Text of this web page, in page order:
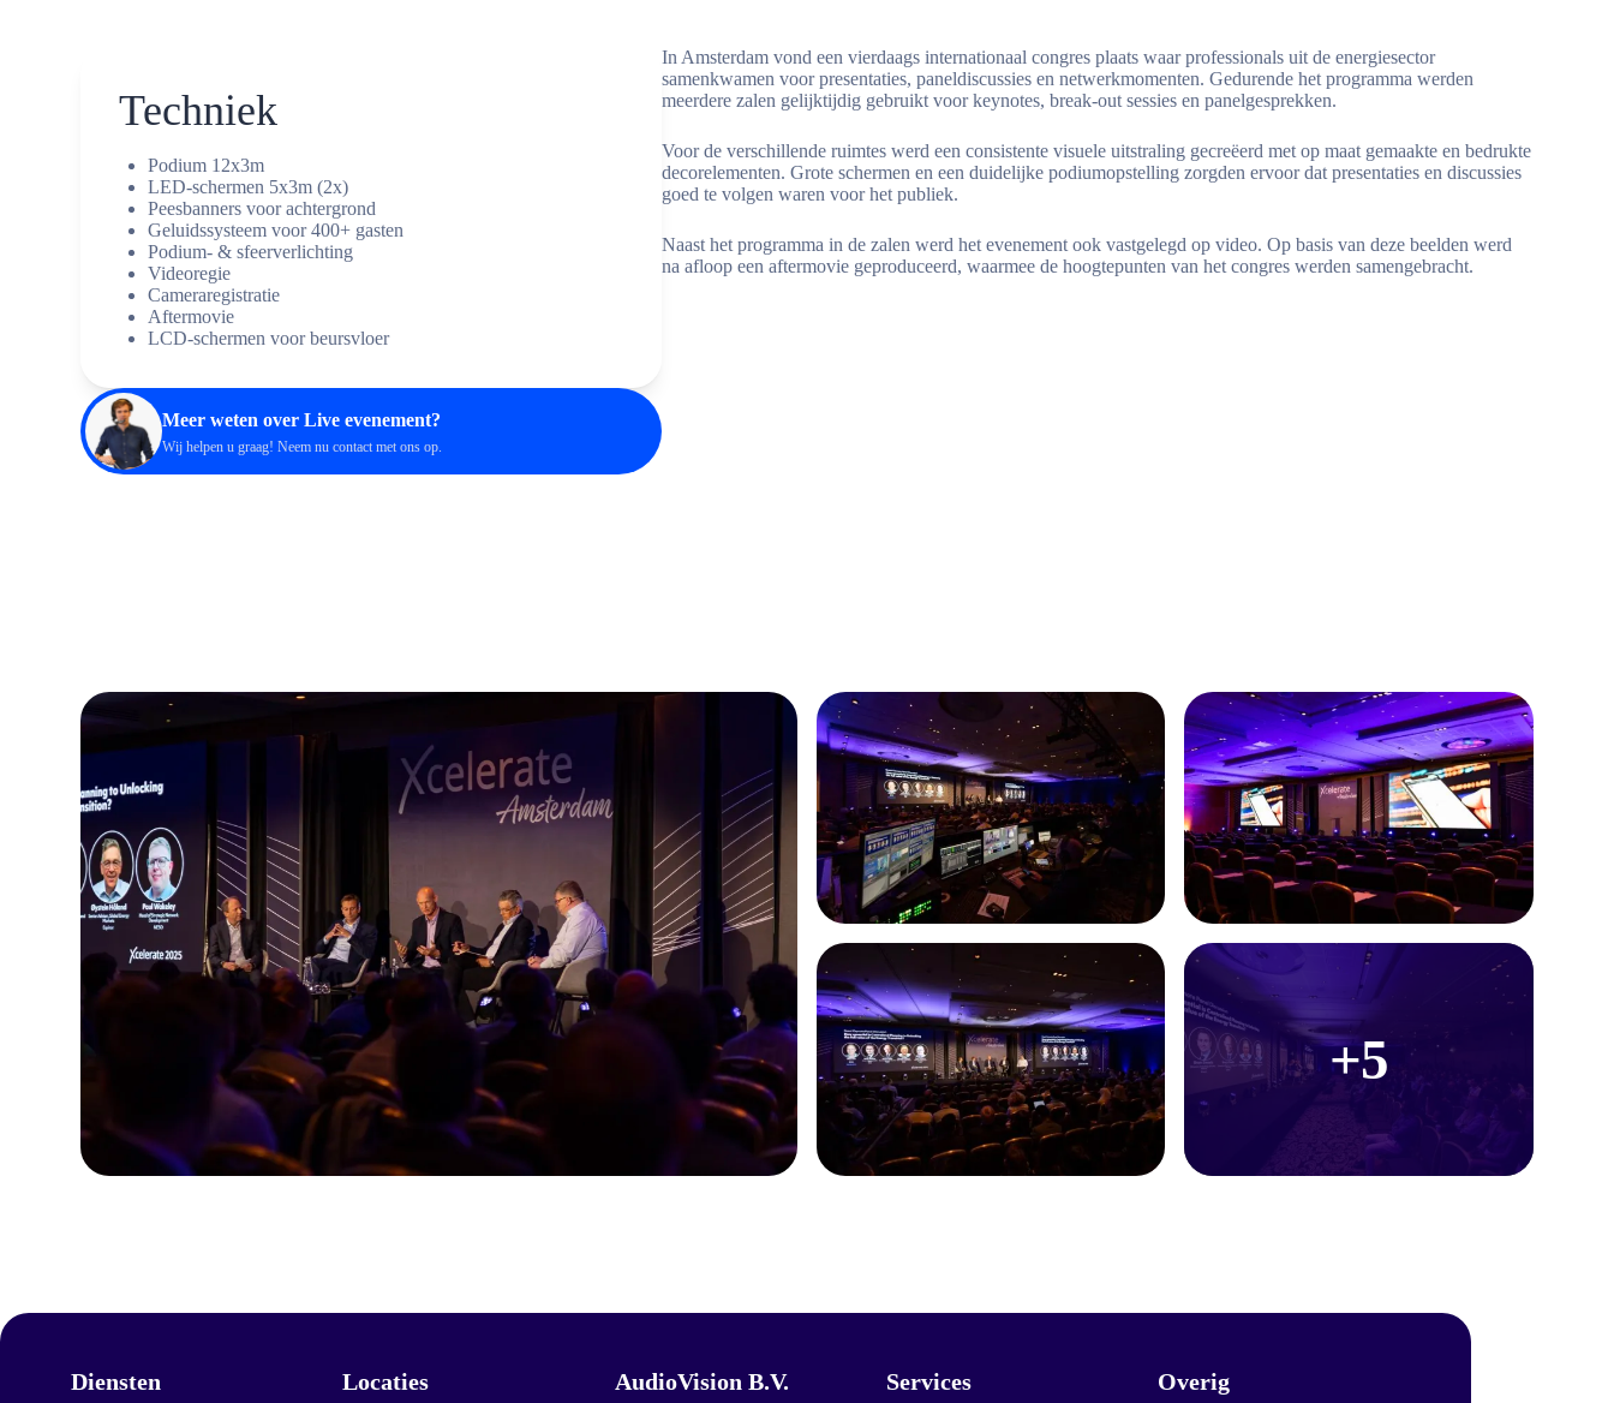
Techniek
Podium 12x3m
LED-schermen 5x3m (2x)
Peesbanners voor achtergrond
Geluidssysteem voor 400+ gasten
Podium- & sfeerverlichting
Videoregie
Cameraregistratie
Aftermovie
LCD-schermen voor beursvloer
Meer weten over Live evenement?
Wij helpen u graag! Neem nucontactmet ons op.
In Amsterdam vond een vierdaags internationaal congres plaats waar professionals uit de energiesector
samenkwamen voor presentaties, paneldiscussies en netwerkmomenten. Gedurende het programma werden
meerdere zalen gelijktijdig gebruikt voor keynotes, break-out sessies en panelgesprekken.
Voor de verschillende ruimtes werd een consistente visuele uitstraling gecreëerd met op maat gemaakte en bedrukte
decorelementen. Grote schermen en een duidelijke podiumopstelling zorgden ervoor dat presentaties en discussies
goed te volgen waren voor het publiek.
Naast het programma in de zalen werd het evenement ook vastgelegd op video. Op basis van deze beelden werd
na afloop een aftermovie geproduceerd, waarmee de hoogtepunten van het congres werden samengebracht.
+5
Diensten Locaties AudioVision B.V. Services Overig